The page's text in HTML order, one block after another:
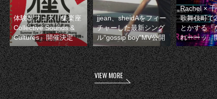
体験型フェス『集楽座
Collective Sounds &
Cultures』開催決定
jjean、sheidAをフィー
チャーした最新シング
ル“gossip boy”MV公開
Rachel ×
歌舞伎町で
とかする『
れーーッ』
VIEW MORE